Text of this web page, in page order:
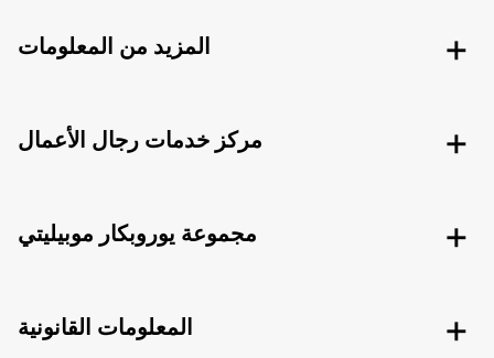
المزيد من المعلومات
مركز خدمات رجال الأعمال
مجموعة يوروبكار موبيليتي
المعلومات القانونية